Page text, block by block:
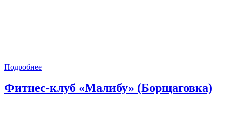
Подробнее
Фитнес-клуб «Малибу» (Борщаговка)